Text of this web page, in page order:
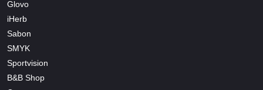
Glovo
iHerb
Sabon
SMYK
Sportvision
B&B Shop